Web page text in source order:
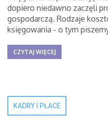
dopiero niedawno zaczęli
gospodarczą. Rodzaje
księgowania - o tym
CZYTAJ WIĘCEJ
KADRY I PŁACE